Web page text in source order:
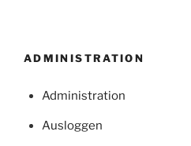
ADMINISTRATION
Administration
Ausloggen